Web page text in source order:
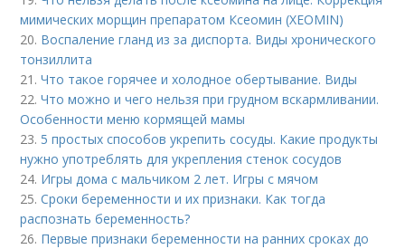
мимических морщин препаратом Ксеомин (XEOMIN)
20. Воспаление гланд из за диспорта. Виды хронического
тонзиллита
21.Что такое горячее и холодное обертывание. Виды
22.Что можно и чего нельзя при грудном вскармливании.
Особенности меню кормящей мамы
23. 5 простых способов укрепить сосуды. Какие продукты
нужно употреблять для укрепления стенок сосудов
24. Игры дома с мальчиком 2 лет. Игры с мячом
25.Сроки беременности и их признаки. Как тогда
распознать беременность?
26. Первые признаки беременности на ранних сроках до